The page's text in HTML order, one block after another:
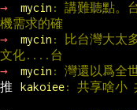
→
mycin : 講難聽點。
機需求的確
→
mycin : 比台灣大太
文化....台
→
mycin : 灣還以爲全
推
kakoiee: 共享啥小